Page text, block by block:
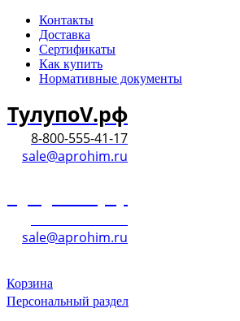
Контакты
Доставка
Сертификаты
Как купить
Нормативные документы
ТулупоV.рф
8-800-555-41-17
sale@aprohim.ru
sale@aprohim.ru
Корзина
Персональный раздел